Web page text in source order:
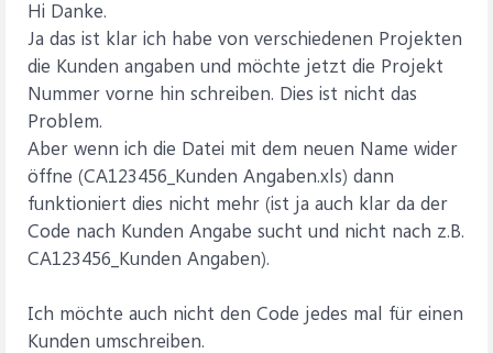
Hi Danke.
Ja das ist klar ich habe von verschiedenen Projekten
die Kunden angaben und möchte jetzt die Projekt
Nummer vorne hin schreiben. Dies ist nicht das
Problem.
Aber wenn ich die Datei mit dem neuen Name wider
öffne (CA123456_Kunden Angaben.xls) dann
funktioniert dies nicht mehr (ist ja auch klar da der
Code nach Kunden Angabe sucht und nicht nach z.B.
CA123456_Kunden Angaben).
Ich möchte auch nicht den Code jedes mal für einen
Kunden umschreiben.